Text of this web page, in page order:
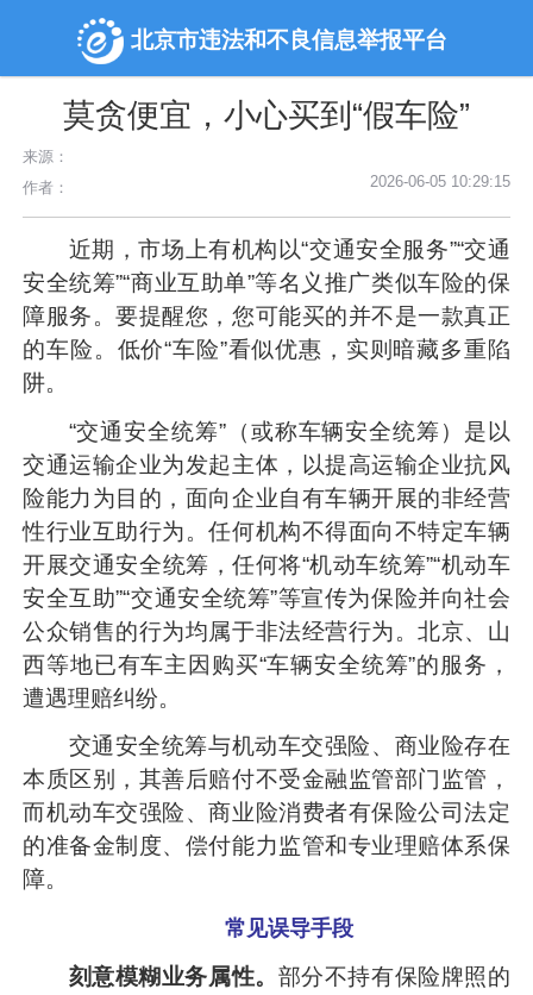
北京市违法和不良信息举报平台
莫贪便宜，小心买到“假车险”
来源：
作者：
2026-06-05 10:29:15
近期，市场上有机构以“交通安全服务”“交通
安全统筹”“商业互助单”等名义推广类似车险的保
障服务。要提醒您，您可能买的并不是一款真正
的车险。低价“车险”看似优惠，实则暗藏多重陷
阱。
“交通安全统筹”（或称车辆安全统筹）是以
交通运输企业为发起主体，以提高运输企业抗风
险能力为目的，面向企业自有车辆开展的非经营
性行业互助行为。任何机构不得面向不特定车辆
开展交通安全统筹，任何将“机动车统筹”“机动车
安全互助”“交通安全统筹”等宣传为保险并向社会
公众销售的行为均属于非法经营行为。北京、山
西等地已有车主因购买“车辆安全统筹”的服务，
遭遇理赔纠纷。
交通安全统筹与机动车交强险、商业险存在
本质区别，其善后赔付不受金融监管部门监管，
而机动车交强险、商业险消费者有保险公司法定
的准备金制度、偿付能力监管和专业理赔体系保
障。
常见误导手段
刻意模糊业务属性。 部分不持有保险牌照的